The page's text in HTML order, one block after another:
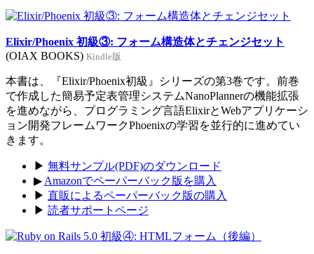
Elixir/Phoenix 初級③: フォーム構造体とチェンジセット
(OIAX BOOKS) Kindle版
本書は、『Elixir/Phoenix初級』シリーズの第3巻です。前巻
で作成した簡易予定表管理システムNanoPlannerの機能拡張
を進めながら、プログラミング言語ElixirとWebアプリケーシ
ョン開発フレームワークPhoenixの学習を並行的に進めてい
きます。
▶ 無料サンプル(PDF)のダウンロード
▶ Amazonでペーパーバック版を購入
▶ 直販によるペーパーバック版の購入
▶ 読者サポートページ